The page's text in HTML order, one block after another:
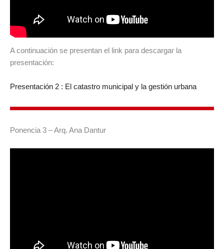
A continuación se presentan el link para descargar la
presentación:
Presentación 2 : El catastro municipal y la gestión urbana
Ponencia 3 – Arq. Ana Dantur